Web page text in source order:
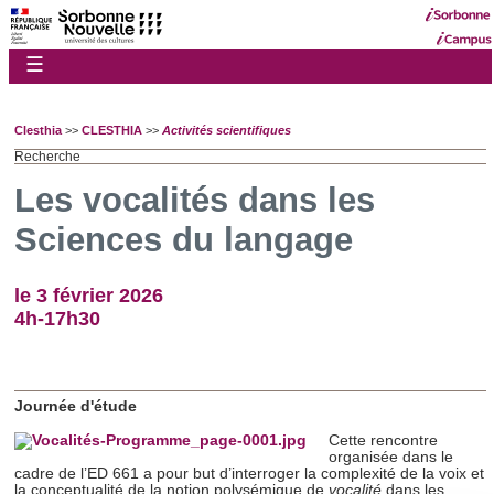
☰
Clesthia >> CLESTHIA >> Activités scientifiques
Recherche
Les vocalités dans les
Sciences du langage
le 3 février 2026
4h-17h30
Journée d'étude
Cette rencontre
organisée dans le
cadre de l’ED 661 a pour but d’interroger la complexité de la voix et
la conceptualité de la notion polysémique de vocalité dans les